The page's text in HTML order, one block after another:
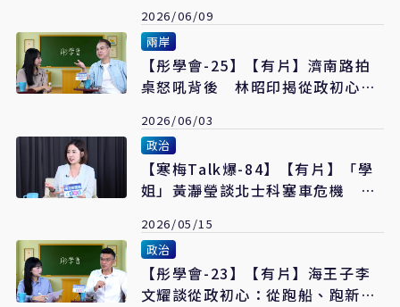
2026/06/09
兩岸
【彤學會-25】【有片】濟南路拍
桌怒吼背後 林昭印揭從政初心：
2026/06/03
政治
【寒梅Talk爆-84】【有片】「學
姐」黃瀞瑩談北士科塞車危機 憂
2026/05/15
政治
【彤學會-23】【有片】海王子李
文耀談從政初心：從跑船、跑新聞